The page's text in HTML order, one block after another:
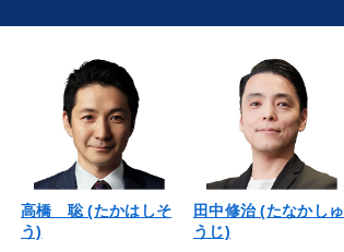
高橋 聡 (たかはしそ
う)
田中修治 (たなかしゅ
うじ)